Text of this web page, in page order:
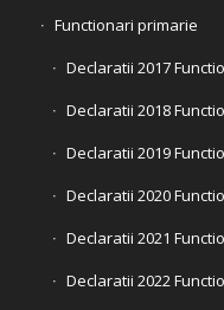
Functionari primarie
Declaratii 2017
Declaratii 2018
Declaratii 2019
Declaratii 2020
Declaratii 2021
Declaratii 2022